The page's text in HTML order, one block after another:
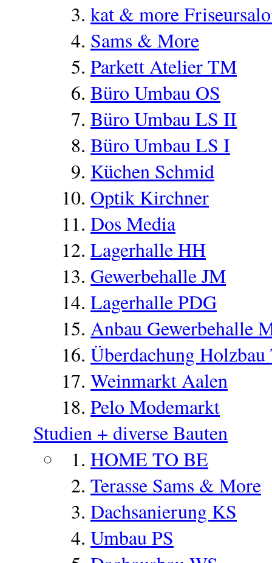
kat & more
Sams & More
Parkett Atelier TM
Büro Umbau OS
Büro Umbau LS II
Büro Umbau LS I
Küchen Schmid
Optik Kirchner
Dos Media
Lagerhalle HH
Gewerbehalle JM
Lagerhalle PDG
Anbau Gewerbehalle
Überdachung
Weinmarkt Aalen
Pelo Modemarkt
Studien + diverse Bauten
HOME TO BE
Terasse Sams & More
Dachsanierung KS
Umbau PS